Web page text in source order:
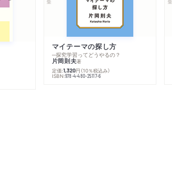
マイテーマの探し方
─探究学習ってどうやるの？
片岡則夫著
定価:1,320円 （10％税込み）
ISBN:978-4-480-25117-6